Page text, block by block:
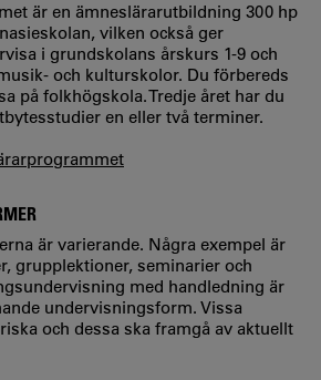
är en ämneslärarutbildning 300 hp
vilken också ger
i grundskolans årskurs 1-9 och
och kulturskolor. Du förbereds
på folkhögskola. Tredje året har du
en eller två terminer.
är varierande. Några exempel är
grupplektioner, seminarier och
med handledning är
undervisningsform. Vissa
och dessa ska framgå av aktuellt